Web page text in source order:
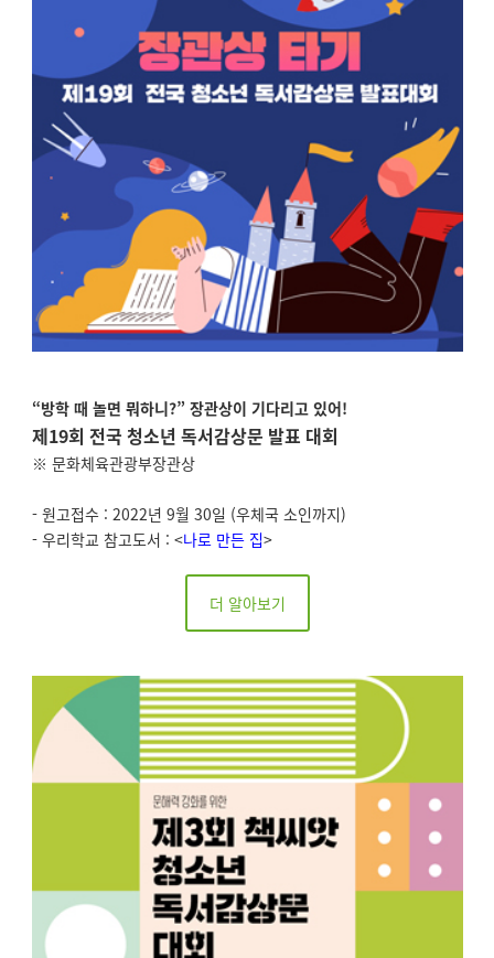
“방학 때 놀면 뭐하니?” 장관상이 기다리고 있어!
제19회 전국 청소년 독서감상문 발표 대회
※ 문화체육관광부장관상
- 원고접수 : 2022년 9월 30일 (우체국 소인까지)
- 우리학교 참고도서 : <나로 만든 집>
더 알아보기